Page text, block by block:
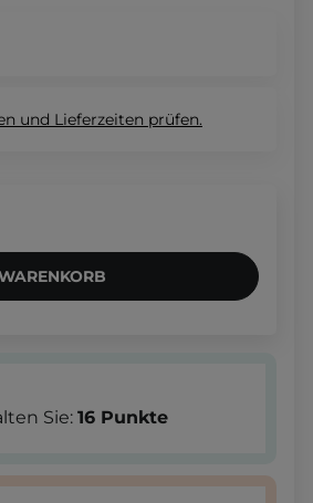
und Lieferzeiten prüfen.
Sie: 16 Punkte